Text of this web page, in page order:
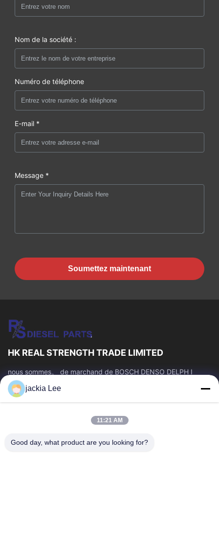
Nom de la société :
Numéro de téléphone
E-mail *
Message *
Soumettez maintenant
HK REAL STRENGTH TRADE LIMITED
nous sommes。 de marchand de BOSCH DENSO DELPH I
CATERPILLAR VOLVO CUMMINS TOYOTA ISUZU Company
nombre de whatsapp : 0086 159 2067 9523.
Liens Rapides
Produits
À Propos De Nous
Visite De L'usine
jackia Lee
11:21 AM
Good day, what product are you looking for?